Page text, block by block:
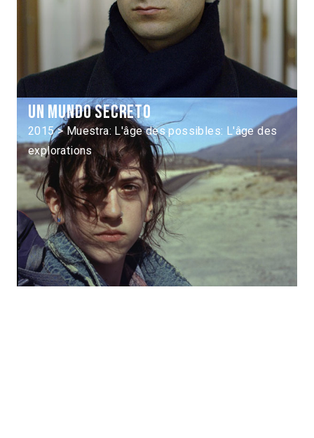
Un mundo secreto
2015 > Muestra: L'âge des possibles: L'âge des
explorations